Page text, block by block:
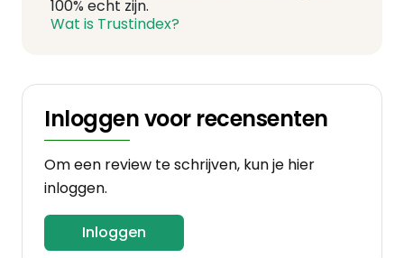
100% echt zijn.
Wat is Trustindex?
Inloggen voor recensenten
Om een review te schrijven, kun je hier
inloggen.
Inloggen